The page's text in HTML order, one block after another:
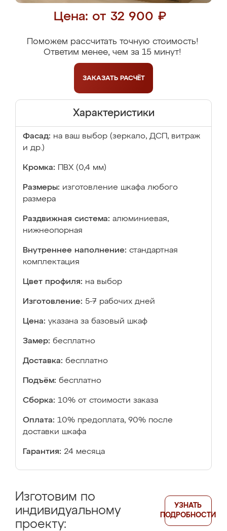
Цена: от 32 900 ₽
Поможем рассчитать точную стоимость!
Ответим менее, чем за 15 минут!
ЗАКАЗАТЬ РАСЧЁТ
Характеристики
Фасад: на ваш выбор (зеркало, ДСП, витраж
и др.)
Кромка: ПВХ (0,4 мм)
Размеры: изготовление шкафа любого
размера
Раздвижная система: алюминиевая,
нижнеопорная
Внутреннее наполнение: стандартная
комплектация
Цвет профиля: на выбор
Изготовление: 5-7 рабочих дней
Цена: указана за базовый шкаф
Замер: бесплатно
Доставка: бесплатно
Подъём: бесплатно
Сборка: 10% от стоимости заказа
Оплата: 10% предоплата, 90% после
доставки шкафа
Гарантия: 24 месяца
Изготовим по
индивидуальному
проекту:
УЗНАТЬ
ПОДРОБНОСТИ